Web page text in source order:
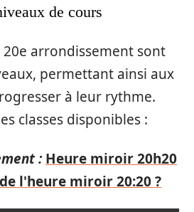
de cours
20e arrondissement sont
permettant ainsi aux
à leur rythme.
classes disponibles :
: Heure miroir 20h20
l'heure miroir 20:20 ?